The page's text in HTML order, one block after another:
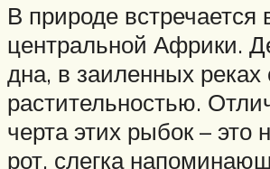
В природе встречается
центральной Африки.
дна, в заиленных реках
растительностью.
черта этих рыбок – это
рот, слегка